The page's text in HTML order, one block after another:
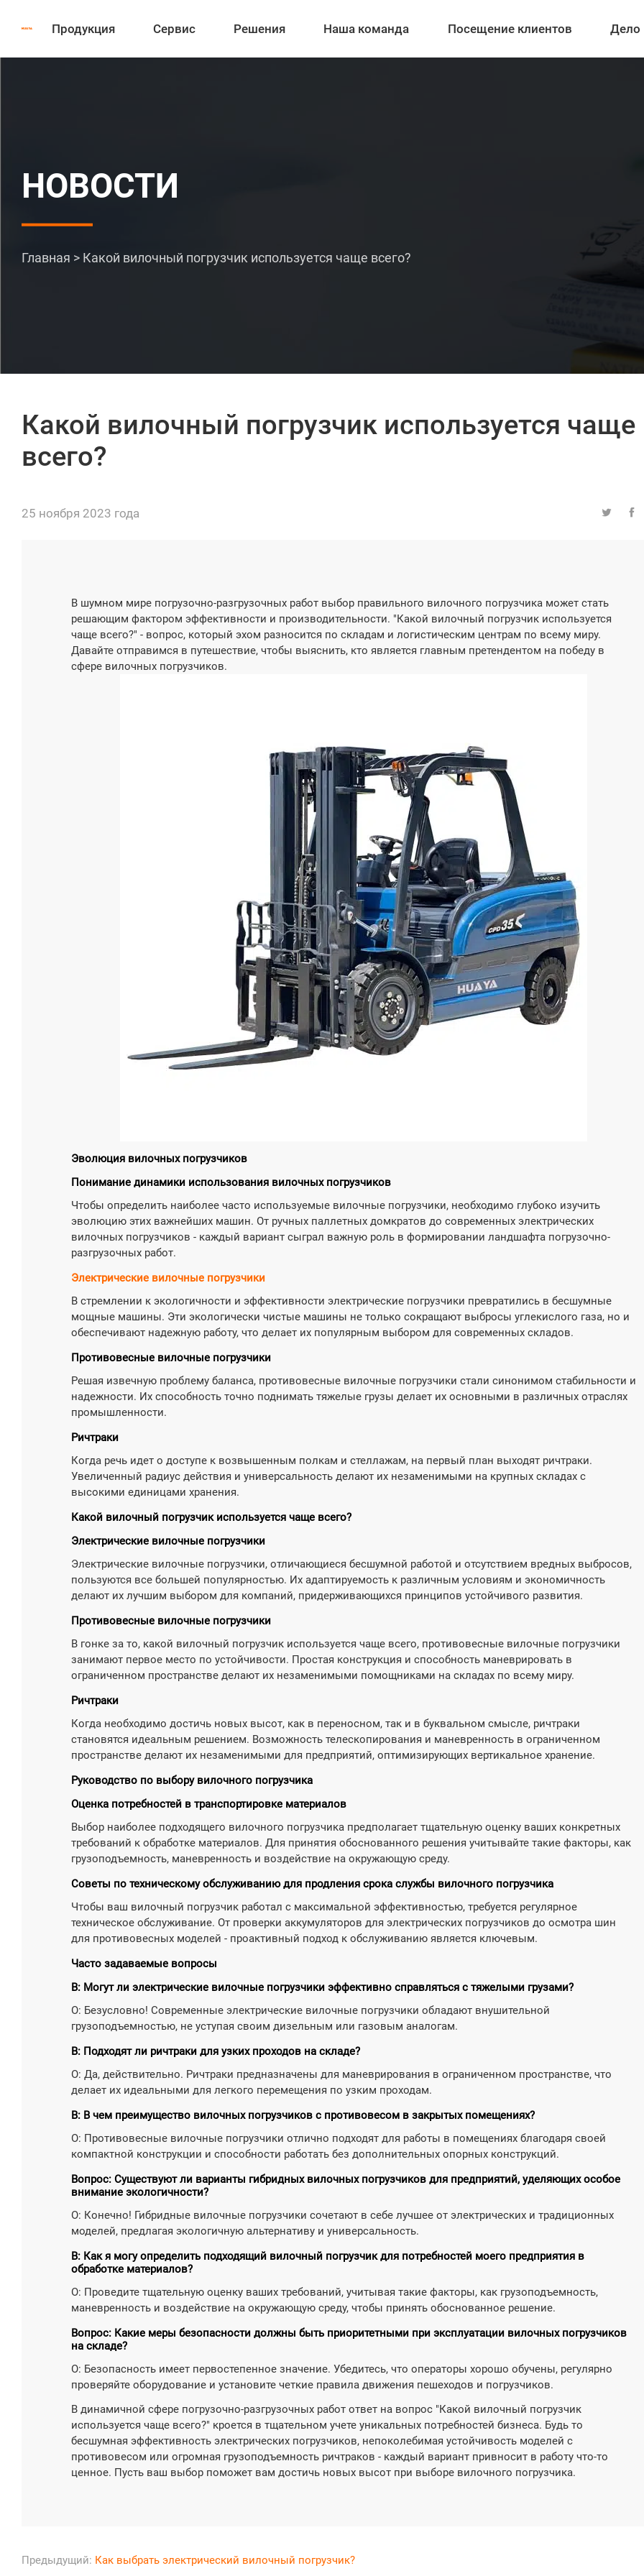
Продукция Сервис Решения Наша команда Посещение клиентов Дело
НОВОСТИ
Главная > Какой вилочный погрузчик используется чаще всего?
Какой вилочный погрузчик используется чаще
всего?
25 ноября 2023 года  
В шумном мире погрузочно-разгрузочных работ выбор правильного вилочного погрузчика может стать
решающим фактором эффективности и производительности. "Какой вилочный погрузчик используется
чаще всего?" - вопрос, который эхом разносится по складам и логистическим центрам по всему миру.
Давайте отправимся в путешествие, чтобы выяснить, кто является главным претендентом на победу в
сфере вилочных погрузчиков.
Эволюция вилочных погрузчиков
Понимание динамики использования вилочных погрузчиков
Чтобы определить наиболее часто используемые вилочные погрузчики, необходимо глубоко изучить
эволюцию этих важнейших машин. От ручных паллетных домкратов до современных электрических
вилочных погрузчиков - каждый вариант сыграл важную роль в формировании ландшафта погрузочно-
разгрузочных работ.
Электрические вилочные погрузчики
В стремлении к экологичности и эффективности электрические погрузчики превратились в бесшумные
мощные машины. Эти экологически чистые машины не только сокращают выбросы углекислого газа, но и
обеспечивают надежную работу, что делает их популярным выбором для современных складов.
Противовесные вилочные погрузчики
Решая извечную проблему баланса, противовесные вилочные погрузчики стали синонимом стабильности и
надежности. Их способность точно поднимать тяжелые грузы делает их основными в различных отраслях
промышленности.
Ричтраки
Когда речь идет о доступе к возвышенным полкам и стеллажам, на первый план выходят ричтраки.
Увеличенный радиус действия и универсальность делают их незаменимыми на крупных складах с
высокими единицами хранения.
Какой вилочный погрузчик используется чаще всего?
Электрические вилочные погрузчики
Электрические вилочные погрузчики, отличающиеся бесшумной работой и отсутствием вредных выбросов,
пользуются все большей популярностью. Их адаптируемость к различным условиям и экономичность
делают их лучшим выбором для компаний, придерживающихся принципов устойчивого развития.
Противовесные вилочные погрузчики
В гонке за то, какой вилочный погрузчик используется чаще всего, противовесные вилочные погрузчики
занимают первое место по устойчивости. Простая конструкция и способность маневрировать в
ограниченном пространстве делают их незаменимыми помощниками на складах по всему миру.
Ричтраки
Когда необходимо достичь новых высот, как в переносном, так и в буквальном смысле, ричтраки
становятся идеальным решением. Возможность телескопирования и маневренность в ограниченном
пространстве делают их незаменимыми для предприятий, оптимизирующих вертикальное хранение.
Руководство по выбору вилочного погрузчика
Оценка потребностей в транспортировке материалов
Выбор наиболее подходящего вилочного погрузчика предполагает тщательную оценку ваших конкретных
требований к обработке материалов. Для принятия обоснованного решения учитывайте такие факторы, как
грузоподъемность, маневренность и воздействие на окружающую среду.
Советы по техническому обслуживанию для продления срока службы вилочного погрузчика
Чтобы ваш вилочный погрузчик работал с максимальной эффективностью, требуется регулярное
техническое обслуживание. От проверки аккумуляторов для электрических погрузчиков до осмотра шин
для противовесных моделей - проактивный подход к обслуживанию является ключевым.
Часто задаваемые вопросы
В: Могут ли электрические вилочные погрузчики эффективно справляться с тяжелыми грузами?
О: Безусловно! Современные электрические вилочные погрузчики обладают внушительной
грузоподъемностью, не уступая своим дизельным или газовым аналогам.
В: Подходят ли ричтраки для узких проходов на складе?
О: Да, действительно. Ричтраки предназначены для маневрирования в ограниченном пространстве, что
делает их идеальными для легкого перемещения по узким проходам.
В: В чем преимущество вилочных погрузчиков с противовесом в закрытых помещениях?
О: Противовесные вилочные погрузчики отлично подходят для работы в помещениях благодаря своей
компактной конструкции и способности работать без дополнительных опорных конструкций.
Вопрос: Существуют ли варианты гибридных вилочных погрузчиков для предприятий, уделяющих особое
внимание экологичности?
О: Конечно! Гибридные вилочные погрузчики сочетают в себе лучшее от электрических и традиционных
моделей, предлагая экологичную альтернативу и универсальность.
В: Как я могу определить подходящий вилочный погрузчик для потребностей моего предприятия в
обработке материалов?
О: Проведите тщательную оценку ваших требований, учитывая такие факторы, как грузоподъемность,
маневренность и воздействие на окружающую среду, чтобы принять обоснованное решение.
Вопрос: Какие меры безопасности должны быть приоритетными при эксплуатации вилочных погрузчиков
на складе?
О: Безопасность имеет первостепенное значение. Убедитесь, что операторы хорошо обучены, регулярно
проверяйте оборудование и установите четкие правила движения пешеходов и погрузчиков.
В динамичной сфере погрузочно-разгрузочных работ ответ на вопрос "Какой вилочный погрузчик
используется чаще всего?" кроется в тщательном учете уникальных потребностей бизнеса. Будь то
бесшумная эффективность электрических погрузчиков, непоколебимая устойчивость моделей с
противовесом или огромная грузоподъемность ричтраков - каждый вариант привносит в работу что-то
ценное. Пусть ваш выбор поможет вам достичь новых высот при выборе вилочного погрузчика.
Предыдущий: Как выбрать электрический вилочный погрузчик?
5-тонный дизельный вилочный
погрузчик - модель CPC50
Грузоподъемность (кг):
5000
Модель двигателя:
СИНЬЧАЙ 498(4C6)
Мощность (кВт) :
65
 Узнать больше  Cпрашивать
Электрический
погрузчик CPD35
грузоподъемностью
Грузоподъемность (кг):
3500
Напряжение/емкость
Пользовательское
Тип батареи:
Свинцово-кислотная/
батарея
Узнать больше